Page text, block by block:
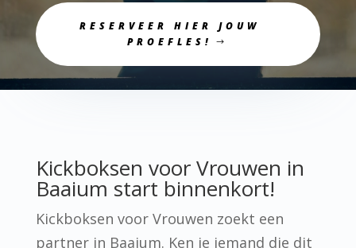
RESERVEER HIER JOUW
PROEFLES!
Kickboksen voor Vrouwen in
Baaium start binnenkort!
Kickboksen voor Vrouwen zoekt een
partner in Baaium. Ken je iemand die dit